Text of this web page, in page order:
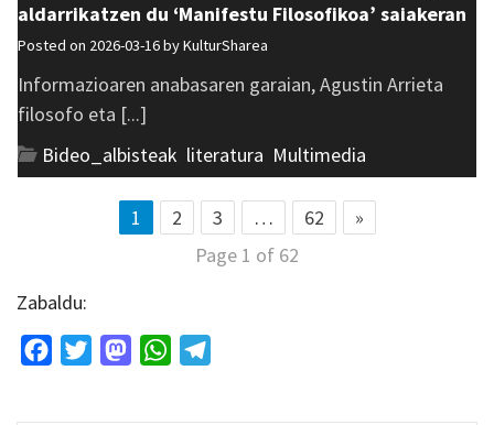
aldarrikatzen du ‘Manifestu Filosofikoa’ saiakeran
Posted on 2026-03-16 byKulturSharea
Informazioaren anabasaren garaian, Agustin Arrieta
filosofo eta [...]
Bideo_albisteak literatura Multimedia
1 2 3 … 62
»
Page 1 of 62
Zabaldu:
FacebookTwitterMastodonWhatsApp